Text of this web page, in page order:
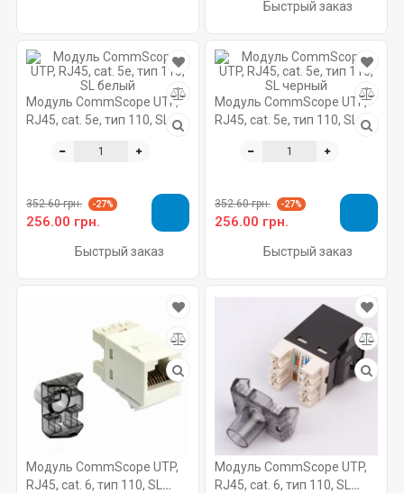
Быстрый заказ
Модуль CommScope UTP,
RJ45, cat. 5e, тип 110, SL
352.60 грн. -27%
256.00 грн.
Быстрый заказ
Модуль CommScope UTP,
RJ45, cat. 5e, тип 110, SL
352.60 грн. -27%
256.00 грн.
Быстрый заказ
Модуль CommScope UTP,
RJ45, cat. 6, тип 110, SL
Модуль CommScope UTP,
RJ45, cat. 6, тип 110, SL